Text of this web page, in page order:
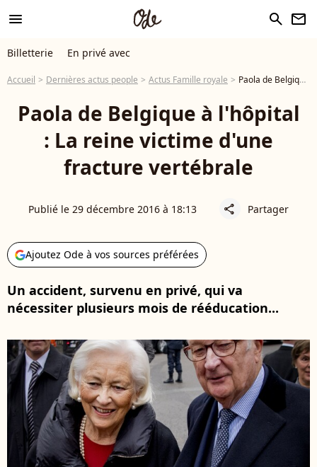
menu search newsletter
Billetterie En privé avec
Accueil Dernières actus people Actus Famille royale Paola de Belgique à l'hôpital : La reine victime d'une fracture vertébrale
Paola de Belgique à l'hôpital
: La reine victime d'une
fracture vertébrale
Publié le 29 décembre 2016 à 18:13 share Partager
Ajoutez Ode à vos sources préférées
Un accident, survenu en privé, qui va
nécessiter plusieurs mois de rééducation...